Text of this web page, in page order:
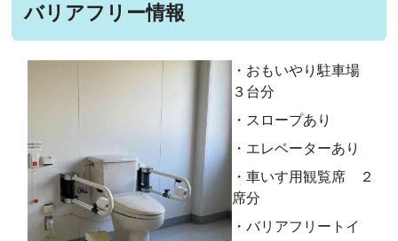
バリアフリー情報
・おもいやり駐車場
３台分
・スロープあり
・エレベーターあり
・車いす用観覧席 ２
席分
・バリアフリートイ